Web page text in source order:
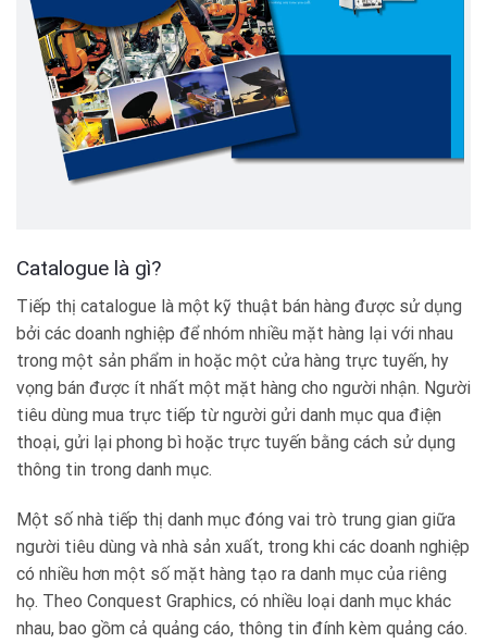
Catalogue là gì?
Tiếp thị catalogue là một kỹ thuật bán hàng được sử dụng
bởi các doanh nghiệp để nhóm nhiều mặt hàng lại với nhau
trong một sản phẩm in hoặc một cửa hàng trực tuyến, hy
vọng bán được ít nhất một mặt hàng cho người nhận. Người
tiêu dùng mua trực tiếp từ người gửi danh mục qua điện
thoại, gửi lại phong bì hoặc trực tuyến bằng cách sử dụng
thông tin trong danh mục.
Một số nhà tiếp thị danh mục đóng vai trò trung gian giữa
người tiêu dùng và nhà sản xuất, trong khi các doanh nghiệp
có nhiều hơn một số mặt hàng tạo ra danh mục của riêng
họ. Theo Conquest Graphics, có nhiều loại danh mục khác
nhau, bao gồm cả quảng cáo, thông tin đính kèm quảng cáo.